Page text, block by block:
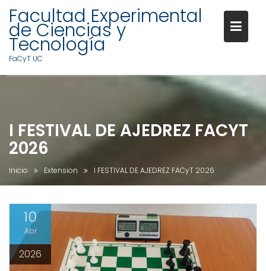
Facultad Experimental
de Ciencias y
Tecnología
FaCyT UC
I FESTIVAL DE AJEDREZ FACYT
2026
Inicio Extension I FESTIVAL DE AJEDREZ FACyT 2026
10
Abr
2026